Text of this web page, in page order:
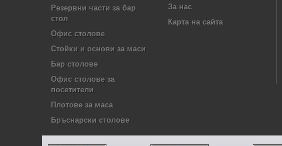
Резервни части за бар
стол
Офис столове
Стойки и основи за маси
Бар столове
Офис столове за
посетители
Плотове за маса
Бръснарски столове
За нас
Карта на сайта